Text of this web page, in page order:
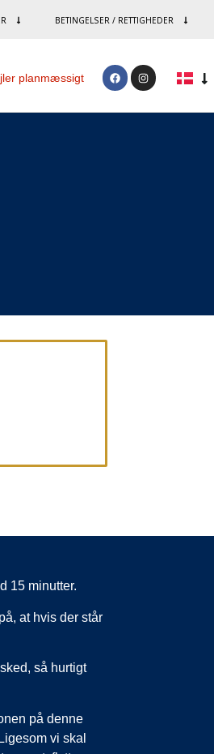
BETINGELSER / RETTIGHEDER
planmæssigt
15 minutter.
at hvis der står
så hurtigt
på denne
vi skal